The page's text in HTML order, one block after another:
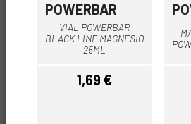
POWERBAR
VIAL POWERBAR
BLACK LINE MAGNESIO
25ML
Precio
1,69 €